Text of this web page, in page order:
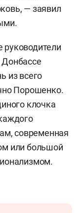
— заявил
из всего
Порошенко.
клочка
современная
или большой